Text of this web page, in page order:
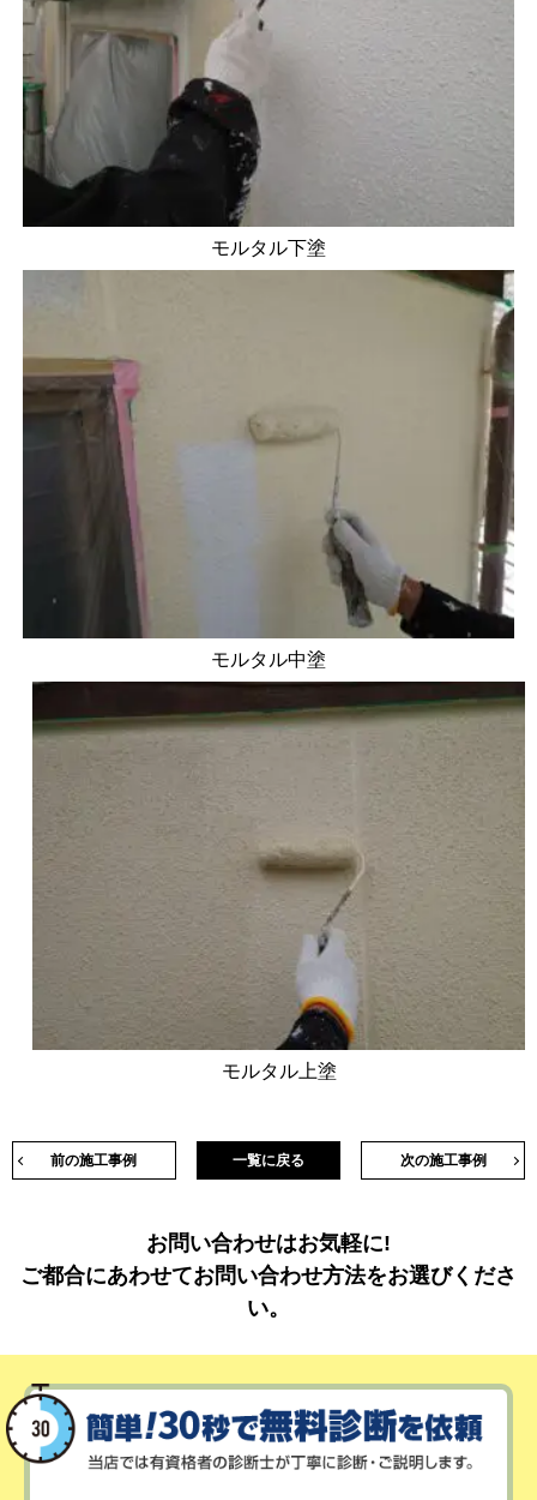
モルタル下塗
モルタル中塗
モルタル上塗
前の施工事例 次の施工事例
一覧に戻る
お問い合わせはお気軽に!
ご都合にあわせてお問い合わせ方法をお選びくださ
い。